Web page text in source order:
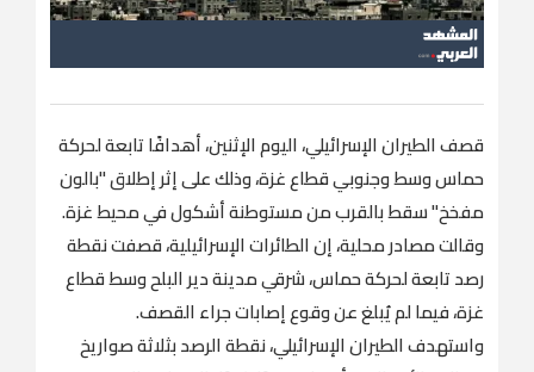
قصف الطيران الإسرائيلي، اليوم الإثنين، أهدافًا تابعة لحركة
حماس وسط وجنوبي قطاع غزة، وذلك على إثر إطلاق "بالون
مفخخ" سقط بالقرب من مستوطنة أشكول في محيط غزة.
وقالت مصادر محلية، إن الطائرات الإسرائيلية، قصفت نقطة
رصد تابعة لحركة حماس، شرقي مدينة دير البلح وسط قطاع
غزة، فيما لم يُبلغ عن وقوع إصابات جراء القصف.
واستهدف الطيران الإسرائيلي، نقطة الرصد بثلاثة صواريخ